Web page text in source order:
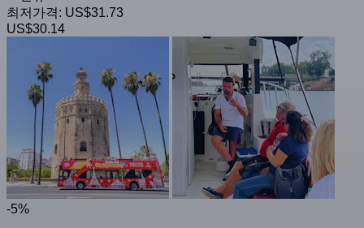
최저가격: US$31.73
US$30.14
-5%